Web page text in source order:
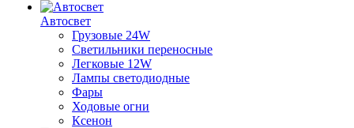
Автосвет
Грузовые 24W
Светильники переносные
Легковые 12W
Лампы светодиодные
Фары
Ходовые огни
Ксенон